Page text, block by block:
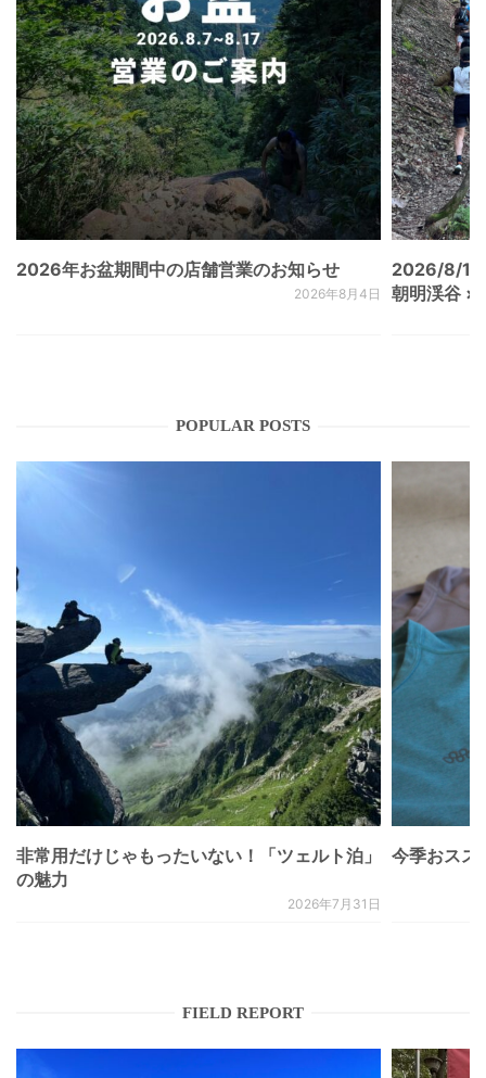
2026年お盆期間中の店舗営業のお知らせ
2026年8月4日
2026/8/
朝明渓谷 ×
POPULAR POSTS
非常用だけじゃもったいない！「ツェルト泊」
の魅力
2026年7月31日
今季おスス
FIELD REPORT